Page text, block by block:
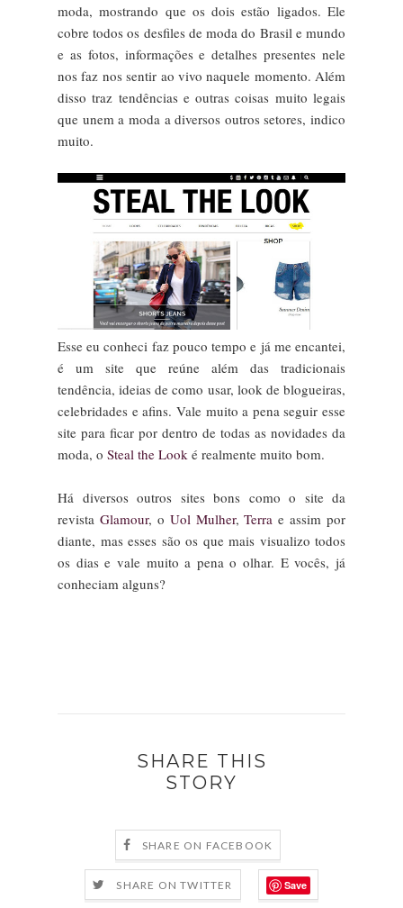
moda, mostrando que os dois estão ligados. Ele
cobre todos os desfiles de moda do Brasil e mundo
e as fotos, informações e detalhes presentes nele
nos faz nos sentir ao vivo naquele momento. Além
disso traz tendências e outras coisas muito legais
que unem a moda a diversos outros setores, indico
muito.
Esse eu conheci faz pouco tempo e já me encantei,
é um site que reúne além das tradicionais
tendência, ideias de como usar, look de blogueiras,
celebridades e afins. Vale muito a pena seguir esse
site para ficar por dentro de todas as novidades da
moda, o Steal the Look é realmente muito bom.
Há diversos outros sites bons como o site da
revista Glamour, o Uol Mulher,Terra e assim por
diante, mas esses são os que mais visualizo todos
os dias e vale muito a pena o olhar. E vocês, já
conheciam alguns?
SHARE THIS
STORY
SHARE ON FACEBOOK
SHARE ON TWITTER Save